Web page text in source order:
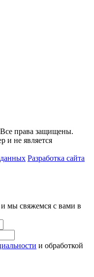
права защищены.
и не является
Разработка сайта
мы свяжемся с вами в
и обработкой